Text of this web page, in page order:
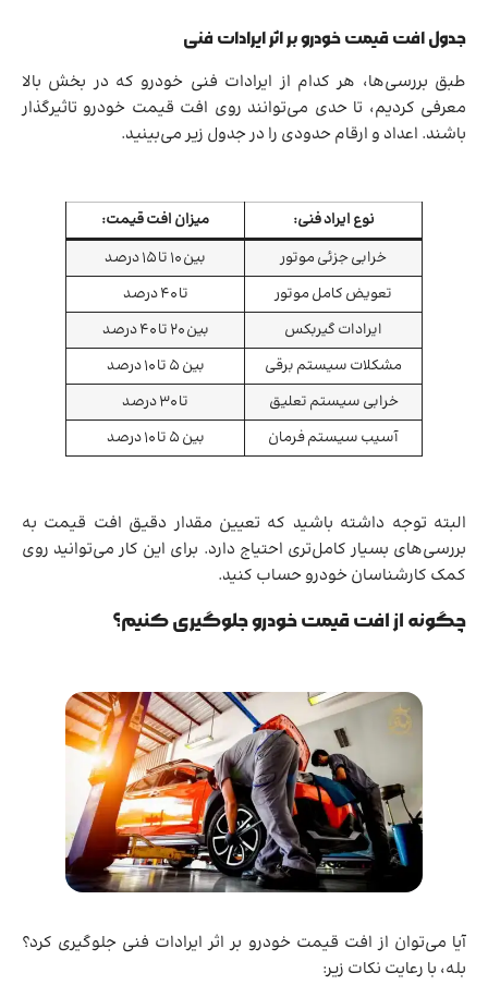
جدول افت قیمت خودرو بر اثر ایرادات فنی
طبق بررسی‌ها، هر کدام از ایرادات فنی خودرو که در بخش بالا
معرفی کردیم، تا حدی می‌توانند روی افت قیمت خودرو تاثیرگذار
باشند. اعداد و ارقام حدودی را در جدول زیر می‌بینید.
نوع ایراد فنی:
میزان افت قیمت:
خرابی جزئی موتور
بین 10 تا 15 درصد
تعویض کامل موتور
تا 40 درصد
ایرادات گیربکس
بین 20 تا 40 درصد
مشکلات سیستم برقی
بین 5 تا 10 درصد
خرابی سیستم تعلیق
تا 30 درصد
آسیب سیستم فرمان
بین 5 تا 10 درصد
البته توجه داشته باشید که تعیین مقدار دقیق افت قیمت به
بررسی‌های بسیار کامل‌تری احتیاج دارد. برای این کار می‌توانید روی
کمک کارشناسان خودرو حساب کنید.
چگونه از افت قیمت خودرو جلوگیری کنیم؟
آیا می‌توان از افت قیمت خودرو بر اثر ایرادات فنی جلوگیری کرد؟
بله، با رعایت نکات زیر: